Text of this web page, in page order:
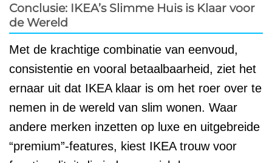
Conclusie: IKEA’s Slimme Huis is Klaar voor
de Wereld
Met de krachtige combinatie van eenvoud,
consistentie en vooral betaalbaarheid, ziet het
ernaar uit dat IKEA klaar is om het roer over te
nemen in de wereld van slim wonen. Waar
andere merken inzetten op luxe en uitgebreide
“premium”-features, kiest IKEA trouw voor